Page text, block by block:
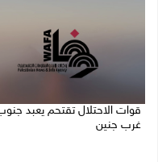
قوات الاحتلال تقتحم يعبد
غرب جنين